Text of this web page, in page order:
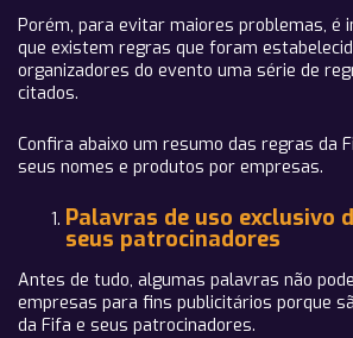
Porém, para evitar maiores problemas, é
que existem regras que foram
organizadores do evento uma série de
citados.
Confira abaixo um resumo das regras da
seus nomes e produtos por empresas.
Palavras de uso exclusivo
seus patrocinadores
Antes de tudo, algumas palavras não
empresas para fins publicitários porque
da Fifa e seus patrocinadores.